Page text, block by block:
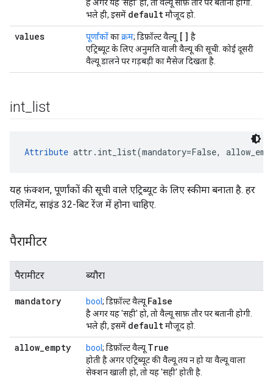
है अगर यह 'सही' हो, तो वैल्यू साफ़ तौर पर बतानी होगी.
भले ही, इसमें defaultमौजूद हो.
values पूर्णांकोंकाक्रम; डिफ़ॉल्ट वैल्यू [] है
एट्रिब्यूट के लिए अनुमति वाली वैल्यू की सूची. कोई दूसरी
वैल्यू डालने पर गड़बड़ी का मैसेज दिखता है.
int list
Attribute attr.int_list(mandatory=False,
यह फ़ंक्शन, पूर्णांकों की सूची वाले एट्रिब्यूट के लिए स्कीमा बनाता है. हर
एलिमेंट, साइंड 32-बिट रेंज में होना चाहिए.
पैरामीटर
पैरामीटर ब्यौरा
mandatory bool ; डिफ़ॉल्ट वैल्यू False
है अगर यह 'सही' हो, तो वैल्यू साफ़ तौर पर बतानी होगी.
भले ही, इसमें defaultमौजूद हो.
allow_empty bool ; डिफ़ॉल्ट वैल्यू True
होती है अगर एट्रिब्यूट की वैल्यू तय न हो या वैल्यू वाला
सेक्शन खाली हो, तो यह 'सही' होती है.